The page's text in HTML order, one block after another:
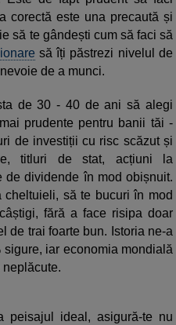
corectă este una precaută și
să te gândești cum să faci să
să îți păstrezi nivelul de
de a munci.
de 30 - 40 de ani să alegi
prudente pentru banii tăi -
de investiții cu risc scăzut și
titluri de stat, acțiuni la
de dividende în mod obișnuit.
să te bucuri în mod
fără a face risipa doar
de trai foarte bun. Istoria ne-a
iar economia mondială
peisajul ideal, asigură-te nu